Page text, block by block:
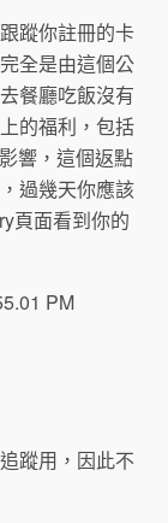
蹤你註冊的卡
全是由這個公
餐廳吃飯沒有
的福利，包括
響，這個返點
過幾天你應該
頁面看到你的
蹤用，因此不